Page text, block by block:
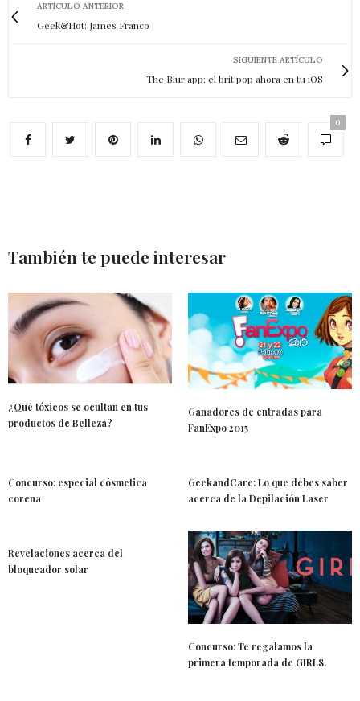
ARTÍCULO ANTERIOR
Geek&Hot: James Franco
SIGUIENTE ARTÍCULO
The Blur app: el brit pop ahora en tu iOS
0
También te puede interesar
¿Qué tóxicos se ocultan en tus
productos de Belleza?
Ganadores de entradas para
FanExpo 2015
Concurso: especial cósmetica
corena
GeekandCare: Lo que debes saber
acerca de la Depilación Laser
Revelaciones acerca del
bloqueador solar
Concurso: Te regalamos la
primera temporada de GIRLS.